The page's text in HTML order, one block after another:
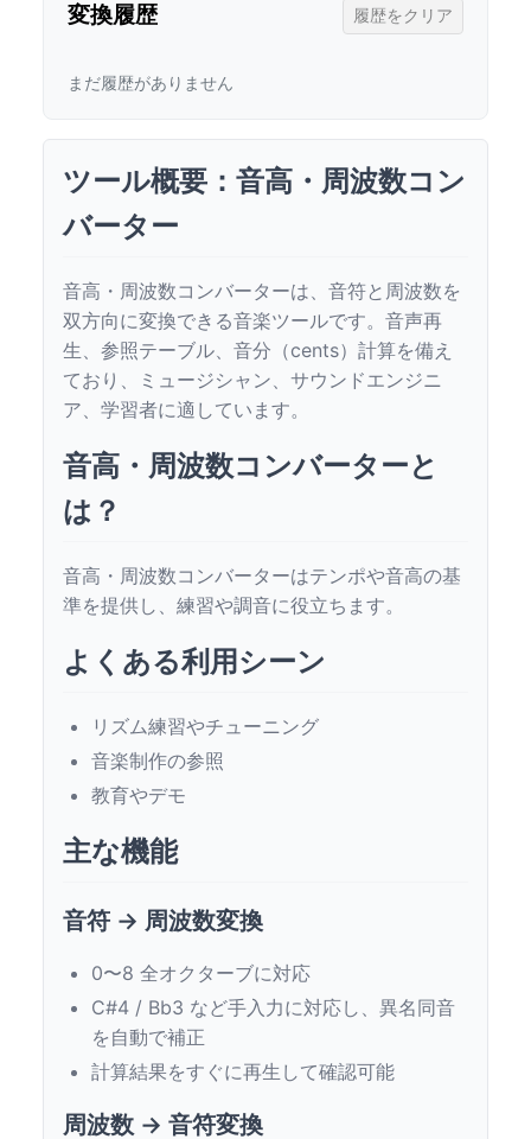
変換履歴 履歴をクリア
まだ履歴がありません
ツール概要：音高・周波数コン
バーター
音高・周波数コンバーターは、音符と周波数を
双方向に変換できる音楽ツールです。音声再
生、参照テーブル、音分（cents）計算を備え
ており、ミュージシャン、サウンドエンジニ
ア、学習者に適しています。
音高・周波数コンバーターと
は？
音高・周波数コンバーターはテンポや音高の基
準を提供し、練習や調音に役立ちます。
よくある利用シーン
リズム練習やチューニング
音楽制作の参照
教育やデモ
主な機能
音符 → 周波数変換
0〜8 全オクターブに対応
C#4 / Bb3 など手入力に対応し、異名同音
を自動で補正
計算結果をすぐに再生して確認可能
周波数 → 音符変換